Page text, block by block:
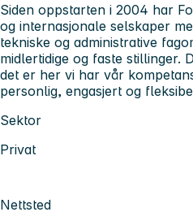
Siden oppstarten i 2004 har
og internasjonale selskaper
tekniske og administrative
midlertidige og faste stillinger.
det er her vi har vår
personlig, engasjert og
Sektor
Privat
Nettsted